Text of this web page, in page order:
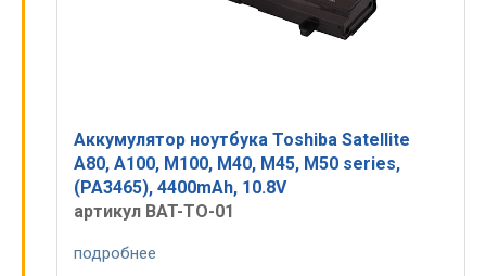
Аккумулятор ноутбука Toshiba Satellite
A80, A100, M100, M40, M45, M50 series,
(PA3465), 4400mAh, 10.8V
артикул BAT-TO-01
подробнее